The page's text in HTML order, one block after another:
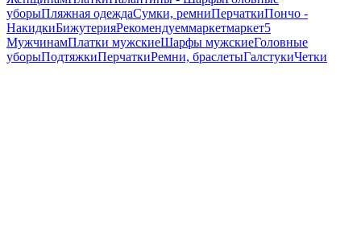
уборыПляжная одеждаСумки, ремниПерчаткиПончо -
НакидкиБижутерияРекомендуеммаркетмаркет5
МужчинамПлатки мужскиеШарфы мужскиеГоловные
уборыПодтяжкиПерчаткиРемни, браслетыГалстукиЧетки